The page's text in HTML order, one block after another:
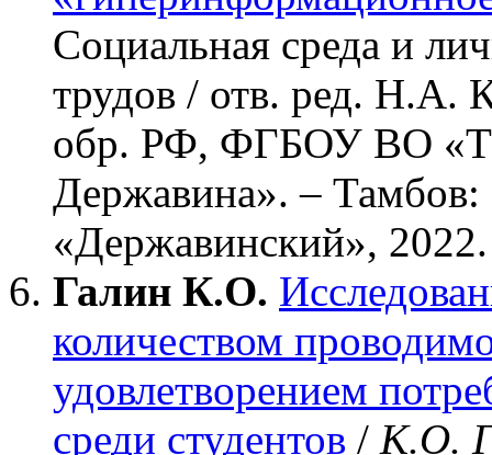
Социальная среда и
трудов / отв. ред. Н.А.
обр. РФ, ФГБОУ ВО
Державина». – Тамбов:
«Державинский»,
Галин К.О.
количеством
удовлетворением
среди студентов / К.О.